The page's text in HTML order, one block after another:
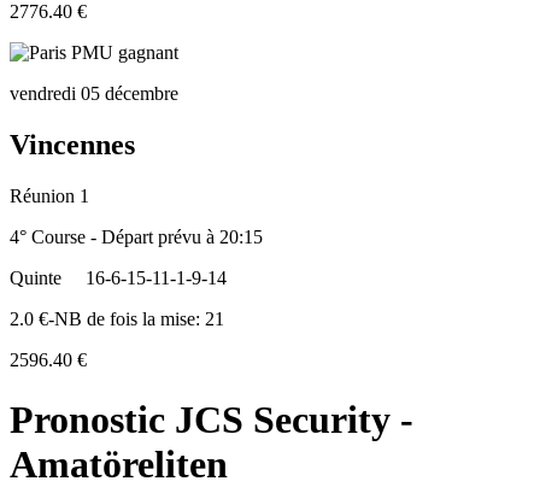
2776.40 €
vendredi 05 décembre
Vincennes
Réunion 1
4° Course - Départ prévu à 20:15
Quinte
16-6-15-11-1-9-14
2.0 €-NB de fois la mise: 21
2596.40 €
Pronostic JCS Security -
Amatöreliten